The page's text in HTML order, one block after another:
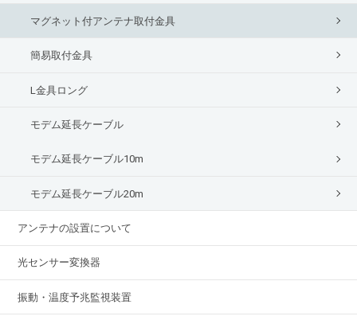
マグネット付アンテナ取付金具
簡易取付金具
L金具ロング
モデム延長ケーブル
モデム延長ケーブル10m
モデム延長ケーブル20m
アンテナの設置について
光センサー変換器
振動・温度予兆監視装置